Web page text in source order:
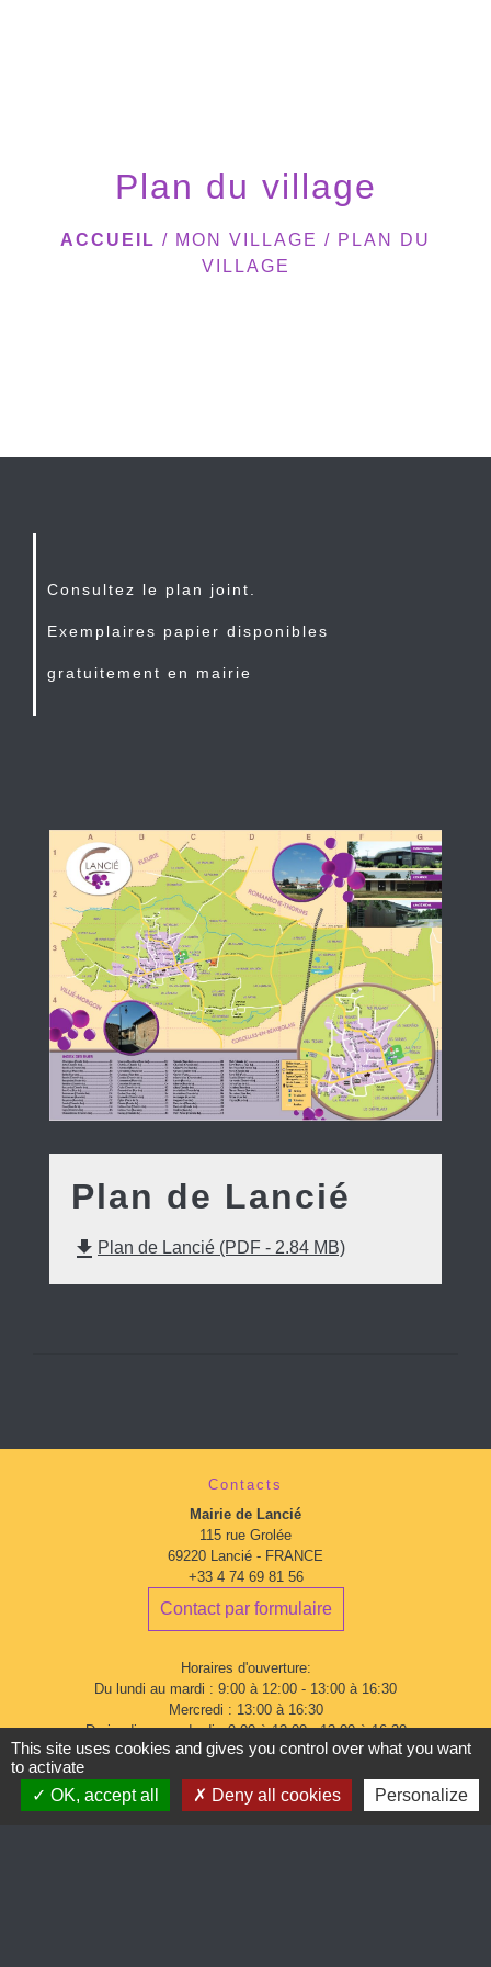
Plan du village
ACCUEIL / MON VILLAGE / PLAN DU
VILLAGE
Consultez le plan joint.
Exemplaires papier disponibles
gratuitement en mairie
Plan de Lancié
file_download Plan de Lancié (PDF - 2.84 MB)
Contacts
Mairie de Lancié
115 rue Grolée
69220 Lancié - FRANCE
+33 4 74 69 81 56
Contact par formulaire
Horaires d'ouverture:
Du lundi au mardi : 9:00 à 12:00 - 13:00 à 16:30
Mercredi : 13:00 à 16:30
Du jeudi au vendredi : 9:00 à 12:00 - 13:00 à 16:30
This site uses cookies and gives you control over what you want
to activate
OK, accept all
Deny all cookies Personalize